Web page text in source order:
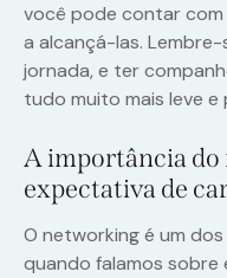
você pode contar
a alcançá-las.
jornada, e ter
tudo muito mais leve e
A importância
expectativa de
O networking é um
quando falamos